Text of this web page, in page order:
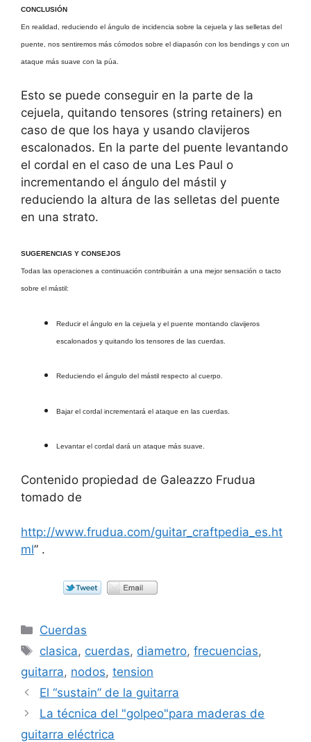
CONCLUSIÓN
En realidad, reduciendo el ángulo de incidencia sobre la cejuela y las selletas del
puente, nos sentiremos más cómodos sobre el diapasón con los bendings y con un
ataque más suave con la púa.
Esto se puede conseguir en la parte de la
cejuela, quitando tensores (string retainers) en
caso de que los haya y usando clavijeros
escalonados. En la parte del puente levantando
el cordal en el caso de una Les Paul o
incrementando el ángulo del mástil y
reduciendo la altura de las selletas del puente
en una strato.
SUGERENCIAS Y CONSEJOS
Todas las operaciones a continuación contribuirán a una mejor sensación o tacto
sobre el mástil:
Reducir el ángulo en la cejuela y el puente montando clavijeros
escalonados y quitando los tensores de las cuerdas.
Reduciendo el ángulo del mástil respecto al cuerpo.
Bajar el cordal incrementará el ataque en las cuerdas.
Levantar el cordal dará un ataque más suave.
Contenido propiedad de Galeazzo Frudua
tomado de
http://www.frudua.com/guitar_craftpedia_es.ht
ml” .
Categorías
Cuerdas
Etiquetas
clasica, cuerdas, diametro,frecuencias,
guitarra, nodos, tension
El “sustain” de la guitarra
La técnica del "golpeo"para maderas de
guitarra eléctrica